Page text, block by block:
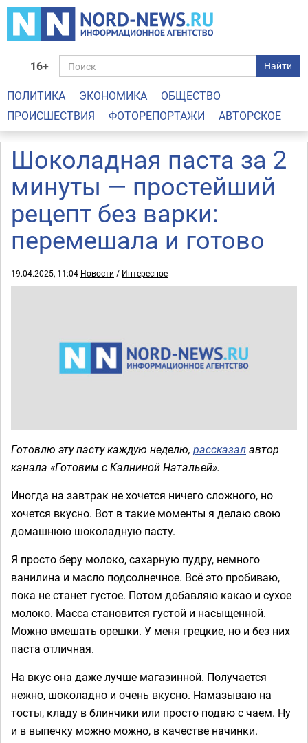
16+ Найти
ПОЛИТИКА ЭКОНОМИКА
ОБЩЕСТВО
ПРОИСШЕСТВИЯ
ФОТОРЕПОРТАЖИ АВТОРСКОЕ
Шоколадная паста за 2
минуты — простейший
рецепт без варки:
перемешала и готово
19.04.2025, 11:04 Новости / Интересное
Готовлю эту пасту каждую неделю, рассказалавтор
канала «Готовим с Калниной Натальей».
Иногда на завтрак не хочется ничего сложного, но
хочется вкусно. Вот в такие моменты я делаю свою
домашнюю шоколадную пасту.
Я просто беру молоко, сахарную пудру, немного
ванилина и масло подсолнечное. Всё это пробиваю,
пока не станет густое. Потом добавляю какао и сухое
молоко. Масса становится густой и насыщенной.
Можно вмешать орешки. У меня грецкие, но и без них
паста отличная.
На вкус она даже лучше магазинной. Получается
нежно, шоколадно и очень вкусно. Намазываю на
тосты, кладу в блинчики или просто подаю с чаем. Ну
и в выпечку можно можно, в качестве начинки.